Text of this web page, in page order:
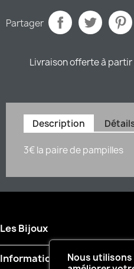
Partager
Livraison offerte à
Description
3€ la paire de pampilles
Les Bijoux
Informations
Nous